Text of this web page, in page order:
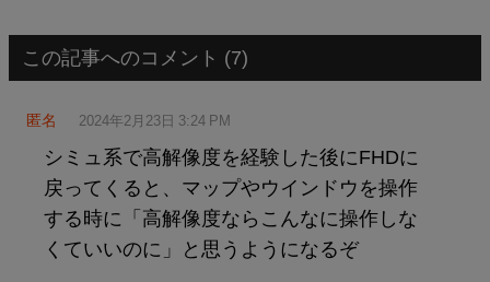
この記事へのコメント (7)
匿名 2024年2月23日 3:24 PM
シミュ系で高解像度を経験した後にFHDに
戻ってくると、マップやウインドウを操作
する時に「高解像度ならこんなに操作しな
くていいのに」と思うようになるぞ